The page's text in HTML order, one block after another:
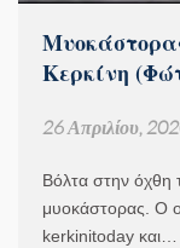
Κερκίνη
26 Απριλίου,
Βόλτα στην όχθη
μυοκάστορας. Ο
kerkinitoday και…